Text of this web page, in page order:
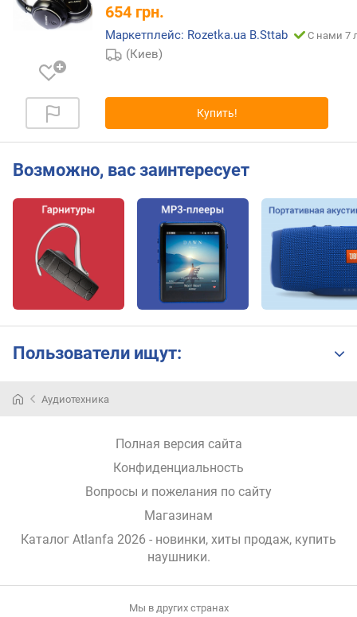
й
м
д
а
с
О
)
м
н
.
а
о
м
с
654 грн.
Маркетплейс: Rozetka.ua B.Sttab С нами 7
(Киев)
Купить!
Возможно, вас заинтересует
Пользователи ищут:
Аудиотехника
Полная версия сайта
Конфиденциальность
Вопросы и пожелания по сайту
Магазинам
Каталог Atlanfa 2026 - новинки, хиты продаж, купить
наушники.
Мы в других странах